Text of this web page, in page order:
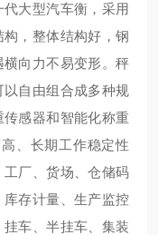
大型汽车衡，采用
，整体结构好，钢
向力不易变形。秤
自由组合成多种规
感器和智能化称重
、长期工作稳定性
厂、货场、仓储码
存计量、生产监控
车、半挂车、集装